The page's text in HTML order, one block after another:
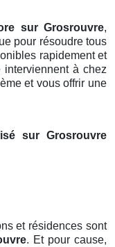
sur Grosrouvre,
pour résoudre tous
rapidement et
à chez
et vous offrir une
sur Grosrouvre
et résidences sont
. Et pour cause,